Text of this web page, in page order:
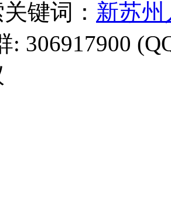
键词： 新苏
: 306917900